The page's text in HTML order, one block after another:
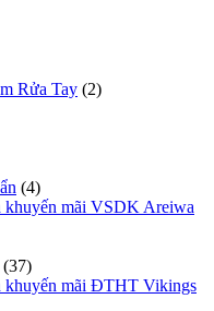
Rửa Tay (2)
(4)
khuyến mãi VSDK Areiwa
(37)
khuyến mãi ĐTHT Vikings